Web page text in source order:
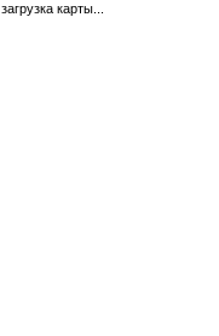
загрузка карты...